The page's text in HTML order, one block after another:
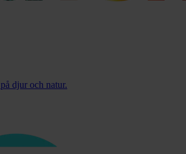
djur och natur.